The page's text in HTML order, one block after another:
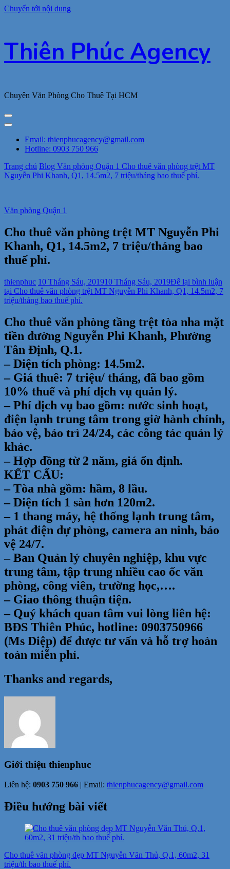
Chuyển tới nội dung
Thiên Phúc Agency
Chuyên Văn Phòng Cho Thuê Tại HCM
Email: thienphucagency@gmail.com
Hotline: 0903 750 966
Trang chủ Blog Văn phòng Quận 1 Cho thuê văn phòng trệt MT
Nguyễn Phi Khanh, Q1, 14.5m2, 7 triệu/tháng bao thuế phí.
Văn phòng Quận 1
Cho thuê văn phòng trệt MT Nguyễn Phi
Khanh, Q1, 14.5m2, 7 triệu/tháng bao
thuế phí.
thienphuc 10 Tháng Sáu, 201910 Tháng Sáu, 2019Để lại bình luận
tại Cho thuê văn phòng trệt MT Nguyễn Phi Khanh, Q1, 14.5m2, 7
triệu/tháng bao thuế phí.
Cho thuê văn phòng tầng trệt tòa nha mặt
tiền đường Nguyễn Phi Khanh, Phường
Tân Định, Q.1.
– Diện tích phòng: 14.5m2.
– Giá thuê: 7 triệu/ tháng, đã bao gồm
10% thuế và phí dịch vụ quản lý.
– Phí dịch vụ bao gồm: nước sinh hoạt,
điện lạnh trung tâm trong giờ hành chính,
bảo vệ, bảo trì 24/24, các công tác quản lý
khác.
– Hợp đồng từ 2 năm, giá ổn định.
KẾT CẤU:
– Tòa nhà gồm: hầm, 8 lầu.
– Diện tích 1 sàn hơn 120m2.
– 1 thang máy, hệ thống lạnh trung tâm,
phát điện dự phòng, camera an ninh, bảo
vệ 24/7.
– Ban Quản lý chuyên nghiệp, khu vực
trung tâm, tập trung nhiều cao ốc văn
phòng, công viên, trường học,….
– Giao thông thuận tiện.
– Quý khách quan tâm vui lòng liên hệ:
BĐS Thiên Phúc, hotline: 0903750966
(Ms Diệp) để được tư vấn và hỗ trợ hoàn
toàn miễn phí.
Thanks and regards,
Giới thiệu thienphuc
Liên hệ: 0903 750 966 | Email: thienphucagency@gmail.com
Điều hướng bài viết
Cho thuê văn phòng đẹp MT Nguyễn Văn Thủ, Q.1, 60m2, 31
triệu/th bao thuế phí.